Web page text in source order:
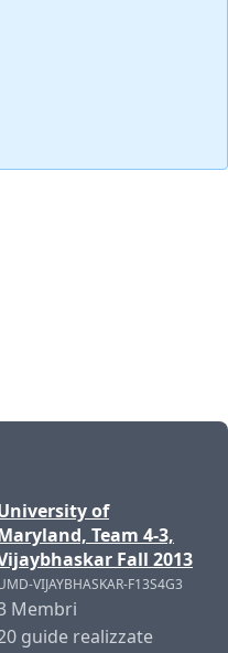
of
Team 4-3,
Fall 2013
VIJAYBHASKAR-F13S4G3
Membri
guide realizzate